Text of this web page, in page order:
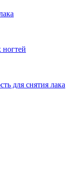
ногтей
снятия лака